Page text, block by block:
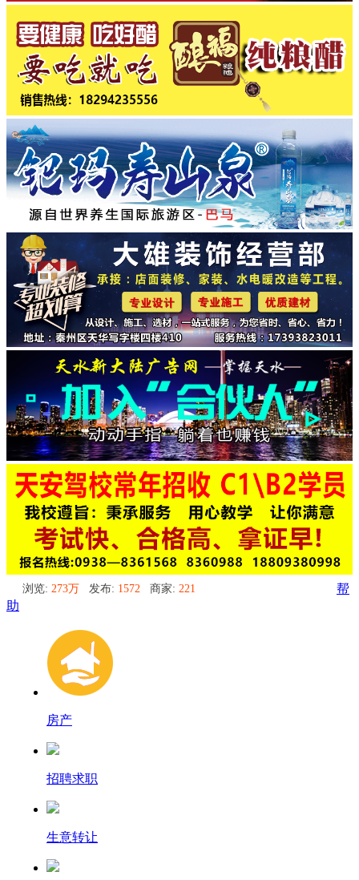
浏览: 273万 发布: 1572 商家: 221
帮
助
房产
招聘求职
生意转让